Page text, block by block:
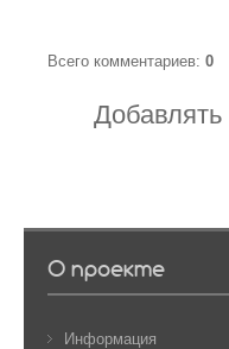
Всего комментариев: 0
Добавлять
О проекте
Информация